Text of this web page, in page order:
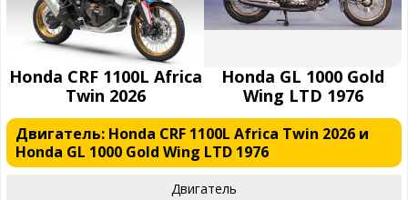
Honda CRF 1100L Africa
Twin 2026
Honda GL 1000 Gold
Wing LTD 1976
Двигатель: Honda CRF 1100L Africa Twin 2026 и
Honda GL 1000 Gold Wing LTD 1976
Двигатель